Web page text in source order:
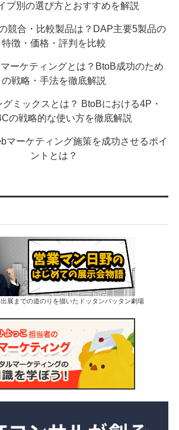
プ別の選び方とおすすめを解説
競合・比較製品は？DAP主要5製品の
特徴・価格・評判を比較
ーケティングとは？BtoB成功のため
の戦略・手法を徹底解説
ミックスとは？ BtoBにおける4P・
の戦略的な使い方を徹底解説
マーケティング施策を成功させるポイ
ントとは？
展までの道のりを描いたドッタンバッタン劇場